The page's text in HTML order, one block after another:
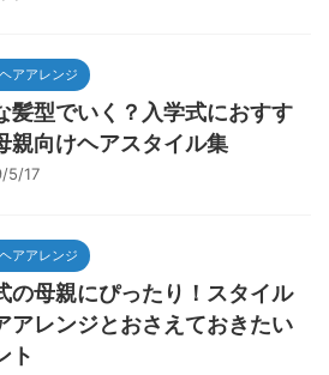
アアレンジ
髪型でいく？入学式におすす
親向けヘアスタイル集
5/17
アアレンジ
の母親にぴったり！スタイル
アレンジとおさえておきたい
ト